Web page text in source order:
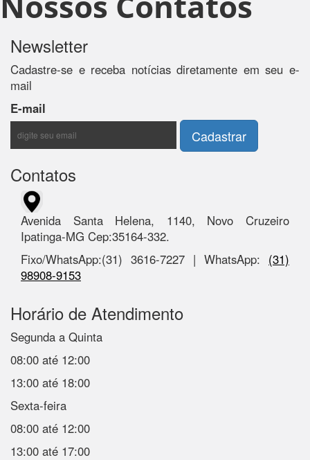
Newsletter
Cadastre-se e receba notícias diretamente em seu e-
mail
E-mail
Contatos
Avenida Santa Helena, 1140, Novo Cruzeiro
Ipatinga-MG Cep:35164-332.
Fixo/WhatsApp:(31) 3616-7227 | WhatsApp: (31)
98908-9153
Horário de Atendimento
Segunda a Quinta
08:00 até 12:00
13:00 até 18:00
Sexta-feira
08:00 até 12:00
13:00 até 17:00